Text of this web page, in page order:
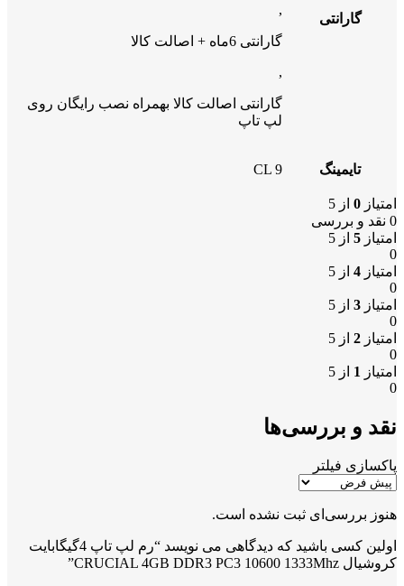
گارانتی
,
گارانتی 6ماه + اصالت کالا
,
گارانتی اصالت کالا بهمراه نصب رایگان روی
لپ تاپ
تایمینگ CL 9
امتیاز 0 از 5
0 نقد و بررسی
امتیاز 5 از 5
0
امتیاز 4 از 5
0
امتیاز 3 از 5
0
امتیاز 2 از 5
0
امتیاز 1 از 5
0
نقد و بررسی‌ها
پاکسازی فیلتر
هنوز بررسی‌ای ثبت نشده است.
اولین کسی باشید که دیدگاهی می نویسد “رم لپ تاپ 4گیگابایت
کروشیال CRUCIAL 4GB DDR3 PC3 10600 1333Mhz”